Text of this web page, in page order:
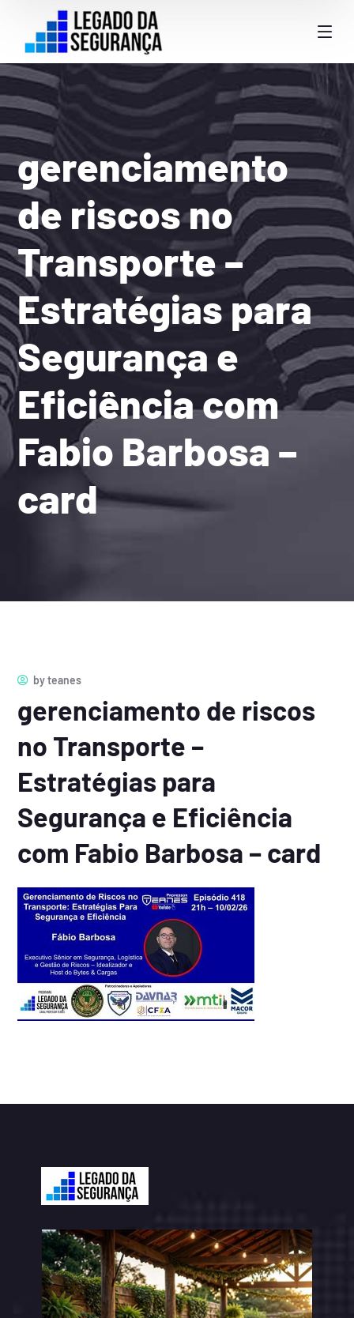
gerenciamento
de riscos no
Transporte –
Estratégias para
Segurança e
Eficiência com
Fabio Barbosa –
card
byteanes
gerenciamento de riscos
no Transporte –
Estratégias para
Segurança e Eficiência
com Fabio Barbosa – card